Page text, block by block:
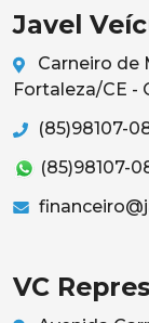
Javel
Carneiro de
Fortaleza/CE -
(85)98107-
(85)98107-
VC